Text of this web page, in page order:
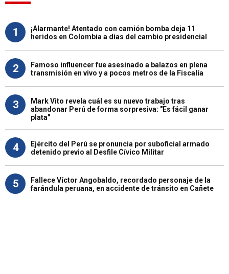
1
¡Alarmante! Atentado con camión bomba deja 11
heridos en Colombia a días del cambio presidencial
2
Famoso influencer fue asesinado a balazos en plena
transmisión en vivo y a pocos metros de la Fiscalía
3
Mark Vito revela cuál es su nuevo trabajo tras
abandonar Perú de forma sorpresiva: "Es fácil ganar
plata"
4
Ejército del Perú se pronuncia por suboficial armado
detenido previo al Desfile Cívico Militar
5
Fallece Víctor Angobaldo, recordado personaje de la
farándula peruana, en accidente de tránsito en Cañete